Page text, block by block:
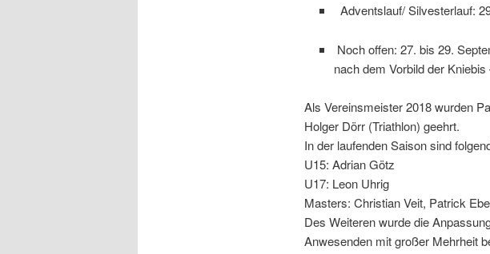
Adventslauf/ Silvesterlauf:
Noch offen: 27. bis 29.
nach dem Vorbild der
Als Vereinsmeister 2018 wurden
Holger Dörr (Triathlon) geehrt.
In der laufenden Saison sind
U15: Adrian Götz
U17: Leon Uhrig
Masters: Christian Veit, Patrick
Des Weiteren wurde die
Anwesenden mit großer Mehrheit